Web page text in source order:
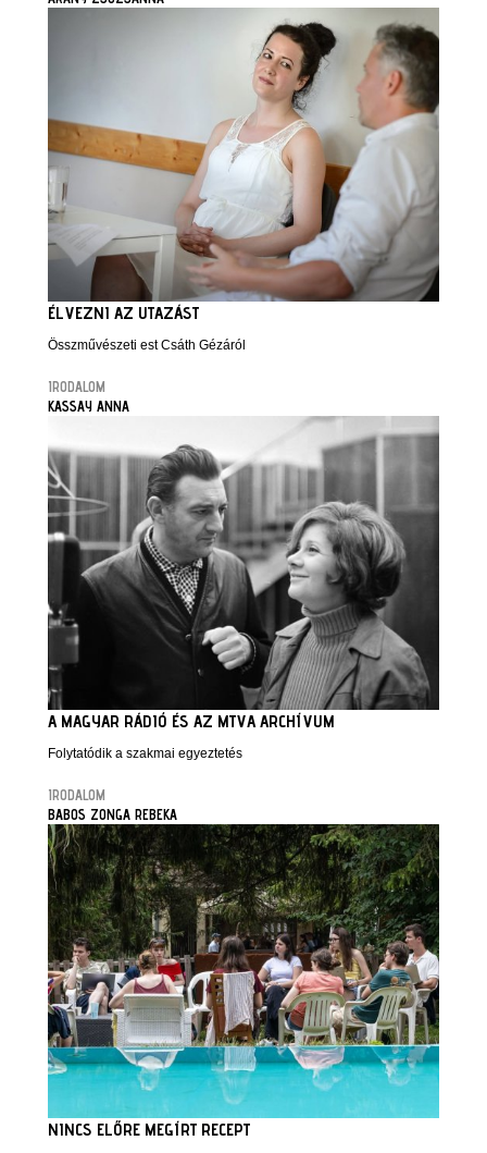
ÉLVEZNI AZ UTAZÁST
Összművészeti est Csáth Gézáról
IRODALOM
KASSAY ANNA
A MAGYAR RÁDIÓ ÉS AZ MTVA ARCHÍVUM
Folytatódik a szakmai egyeztetés
IRODALOM
BABOS ZONGA REBEKA
NINCS ELŐRE MEGÍRT RECEPT